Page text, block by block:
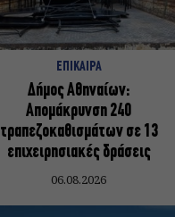
ΕΠΙΚΑΙΡΑ
Δήμος Αθηναίων:
Απομάκρυνση 240
τραπεζοκαθισμάτων σε 13
επιχειρησιακές δράσεις
06.08.2026